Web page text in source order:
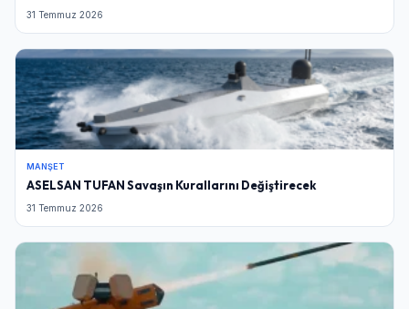
31 Temmuz 2026
MANŞET
ASELSAN TUFAN Savaşın Kurallarını Değiştirecek
31 Temmuz 2026